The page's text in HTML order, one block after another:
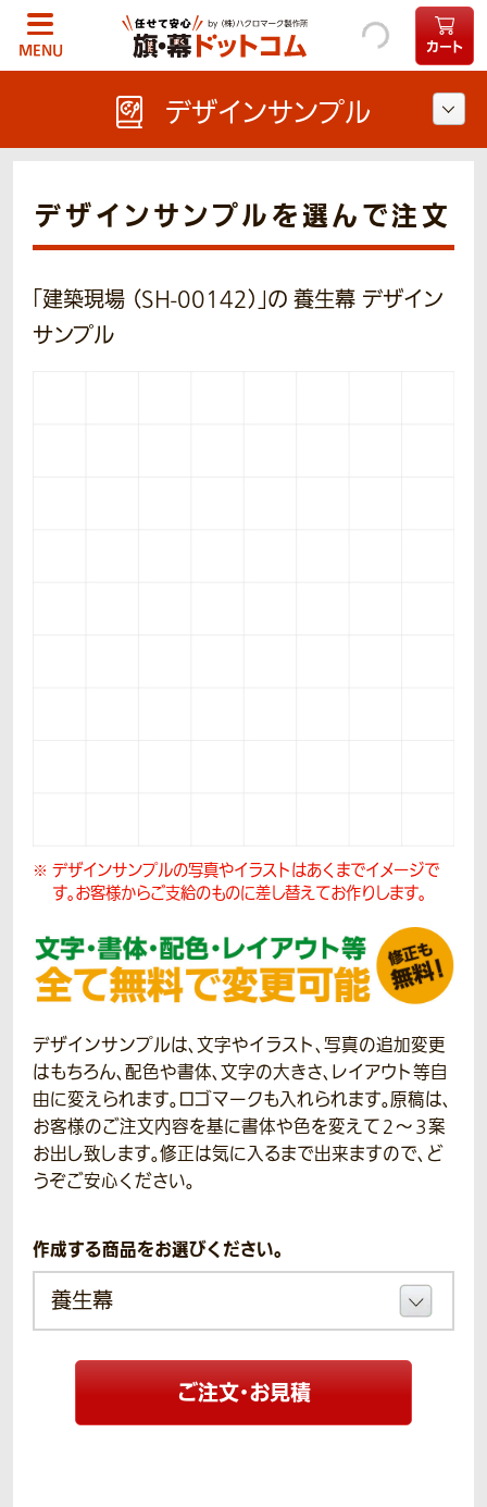
MENU カート
デザインサンプルを選んで注文
「建築現場 （SH-00142）」の 養生幕 デザイン
サンプル
デザインサンプルの写真やイラストはあくまでイメージで
す。お客様からご支給のものに差し替えてお作りします。
デザインサンプルは、文字やイラスト、写真の追加変更
はもちろん、配色や書体、文字の大きさ、レイアウト等自
由に変えられます。ロゴマークも入れられます。原稿は、
お客様のご注文内容を基に書体や色を変えて２～３案
お出し致します。修正は気に入るまで出来ますので、ど
うぞご安心ください。
作成する商品をお選びください。
ご注文・お見積
デザインサンプル